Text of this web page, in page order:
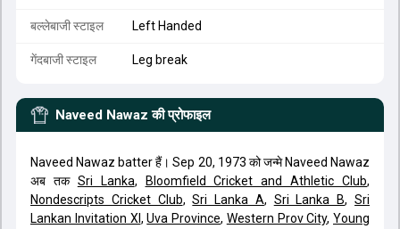
बल्लेबाजी स्टाइल Left Handed
गेंदबाजी स्टाइल Leg break
Naveed Nawaz की प्रोफाइल
Naveed Nawaz batter हैं। Sep 20, 1973 को जन्मे Naveed Nawaz
अब तक Sri Lanka, Bloomfield Cricket and Athletic Club,
Nondescripts Cricket Club,Sri Lanka A, Sri Lanka B,Sri
Lankan Invitation XI ,Uva Province, Western Prov City, Young